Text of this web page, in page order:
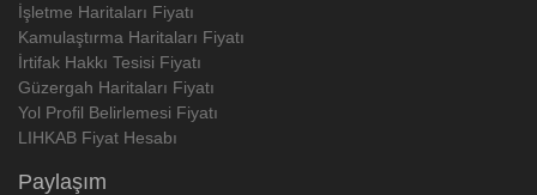
İşletme Haritaları Fiyatı
Kamulaştırma Haritaları Fiyatı
İrtifak Hakkı Tesisi Fiyatı
Güzergah Haritaları Fiyatı
Yol Profil Belirlemesi Fiyatı
LIHKAB Fiyat Hesabı
Paylaşım